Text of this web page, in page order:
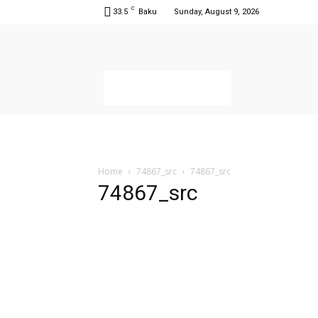
33.5 C Baku Sunday, August 9, 2026
Home 74867_src 74867_src
74867_src